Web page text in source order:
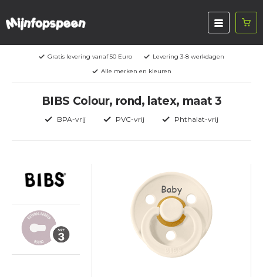
Gratis levering vanaf 50 Euro
Levering 3-8 werkdagen
Alle merken en kleuren
BIBS Colour, rond, latex, maat 3
BPA-vrij PVC-vrij Phthalat-vrij
Baby